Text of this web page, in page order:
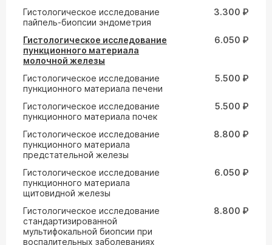
Гистологическое исследование
пайпель-биопсии эндометрия
3.300 ₽
Гистологическое исследование
пункционного материала
молочной железы
6.050 ₽
Гистологическое исследование
пункционного материала печени
5.500 ₽
Гистологическое исследование
пункционного материала почек
5.500 ₽
Гистологическое исследование
пункционного материала
предстательной железы
8.800 ₽
Гистологическое исследование
пункционного материала
щитовидной железы
6.050 ₽
Гистологическое исследование
стандартизированной
мультифокальной биопсии при
воспалительных заболеваниях
8.800 ₽